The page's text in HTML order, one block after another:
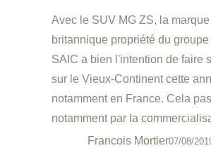
Avec le SUV MG ZS, la marque
britannique propriété du
SAIC a bien l'intention de faire
sur le Vieux-Continent cette
notamment en France. Cela
notamment par la
Francois Mortier07/08/